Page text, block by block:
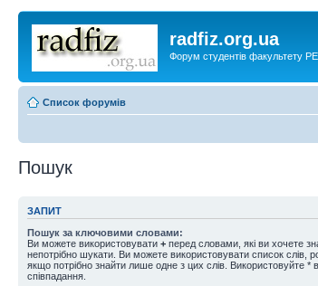
radfiz.org.ua
Форум студентів факультету
Список форумів
Пошук
ЗАПИТ
Пошук за ключовими словами:
Ви можете використовувати + перед словами, які ви хочете
непотрібно шукати. Ви можете використовувати список слів,
якщо потрібно знайти лише одне з цих слів. Використовуйте *
співпадання.